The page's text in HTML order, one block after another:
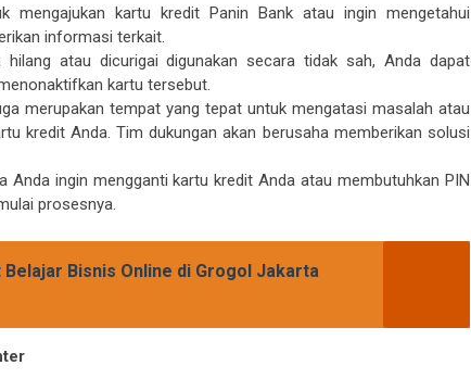
mengajukan kartu kredit Panin Bank atau ingin mengetahui
informasi terkait.
atau dicurigai digunakan secara tidak sah, Anda dapat
kartu tersebut.
merupakan tempat yang tepat untuk mengatasi masalah atau
kredit Anda. Tim dukungan akan berusaha memberikan solusi
Anda ingin mengganti kartu kredit Anda atau membutuhkan PIN
prosesnya.
Bisnis Online di Grogol Jakarta